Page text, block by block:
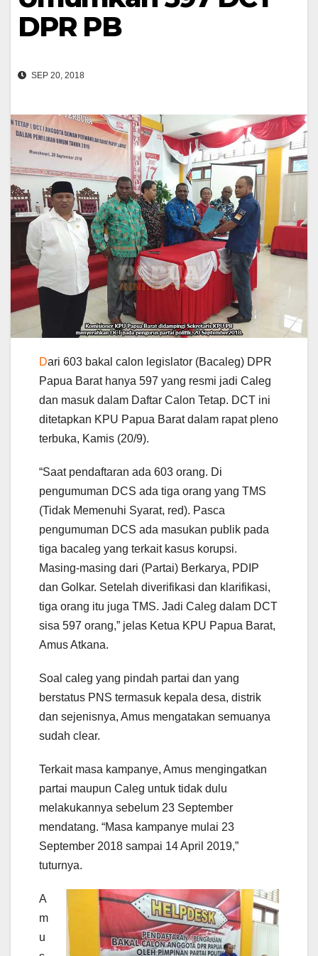
DPR PB
SEP 20, 2018
Dari 603 bakal calon legislator (Bacaleg) DPR
Papua Barat hanya 597 yang resmi jadi Caleg
dan masuk dalam Daftar Calon Tetap. DCT ini
ditetapkan KPU Papua Barat dalam rapat pleno
terbuka, Kamis (20/9).
“Saat pendaftaran ada 603 orang. Di
pengumuman DCS ada tiga orang yang TMS
(Tidak Memenuhi Syarat, red). Pasca
pengumuman DCS ada masukan publik pada
tiga bacaleg yang terkait kasus korupsi.
Masing-masing dari (Partai) Berkarya, PDIP
dan Golkar. Setelah diverifikasi dan klarifikasi,
tiga orang itu juga TMS. Jadi Caleg dalam DCT
sisa 597 orang,” jelas Ketua KPU Papua Barat,
Amus Atkana.
Soal caleg yang pindah partai dan yang
berstatus PNS termasuk kepala desa, distrik
dan sejenisnya, Amus mengatakan semuanya
sudah clear.
Terkait masa kampanye, Amus mengingatkan
partai maupun Caleg untuk tidak dulu
melakukannya sebelum 23 September
mendatang. “Masa kampanye mulai 23
September 2018 sampai 14 April 2019,”
tuturnya.
A
m
u